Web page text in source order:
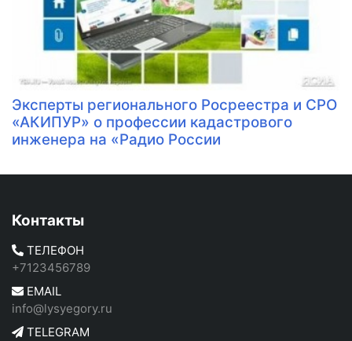
Эксперты регионального Росреестра и СРО
«АКИПУР» о профессии кадастрового
инженера на «Радио России
Контакты
ТЕЛЕФОН
+7123456789
EMAIL
info@lysyegory.ru
TELEGRAM